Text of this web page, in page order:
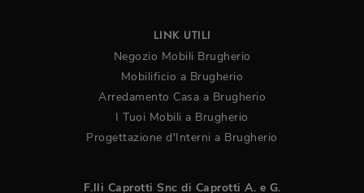
LINK UTILI
Negozio Mobili Brugherio
Mobilificio a Brugherio
Arredamento Casa a Brugherio
I Tuoi Mobili a Brugherio
Progettazione d'Interni a Brugherio
F.lli Caprotti Snc di Caprotti A. e G.